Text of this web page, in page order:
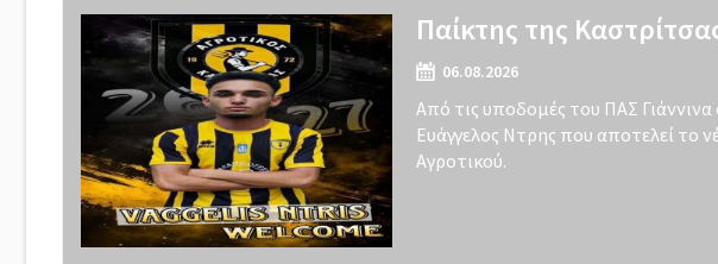
Παίκτης της
06.08.2026
Από τις υποδομές του ΠΑΣ
Ευάγγελος Ντρης που αποτελεί το
Αγροτικού.